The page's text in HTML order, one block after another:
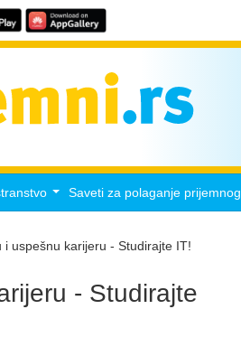
Saveti za polaganje prijemnog
uspešnu karijeru - Studirajte IT!
- Studirajte